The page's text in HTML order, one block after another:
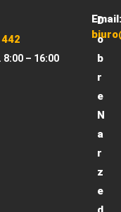
8:00 – 16:00
Email:
D
o
b
r
e
N
a
r
z
e